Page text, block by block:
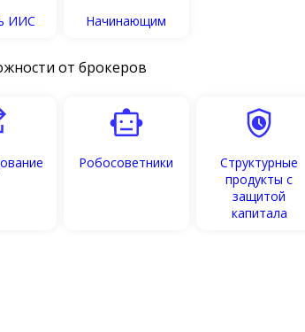
ИИС Начинающим
от брокеров
Робосоветники
Структурные
продукты с
защитой
капитала